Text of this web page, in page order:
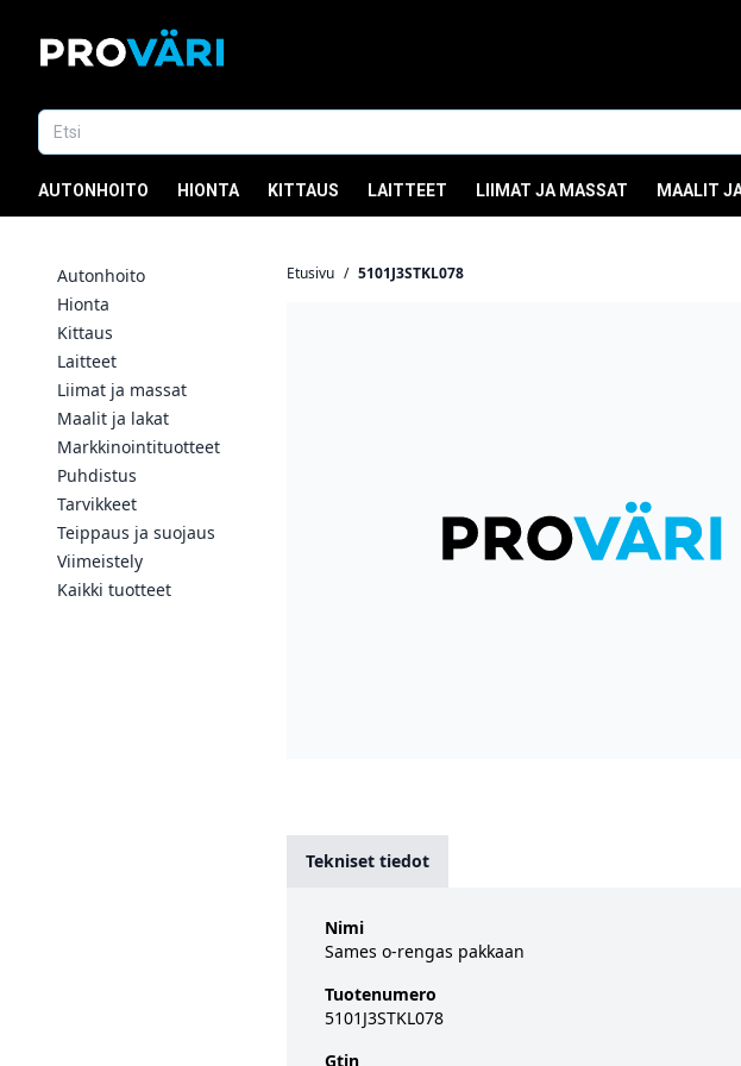
AUTONHOITO HIONTA KITTAUS LAITTEET LIIMAT JA MASSAT MAALIT
Autonhoito
Hionta
Kittaus
Laitteet
Liimat ja massat
Maalit ja lakat
Markkinointituotteet
Puhdistus
Tarvikkeet
Teippaus ja suojaus
Viimeistely
Kaikki tuotteet
Etusivu / 5101J3STKL078
Tekniset tiedot
Nimi
Sames o-rengas pakkaan
Tuotenumero
5101J3STKL078
Gtin